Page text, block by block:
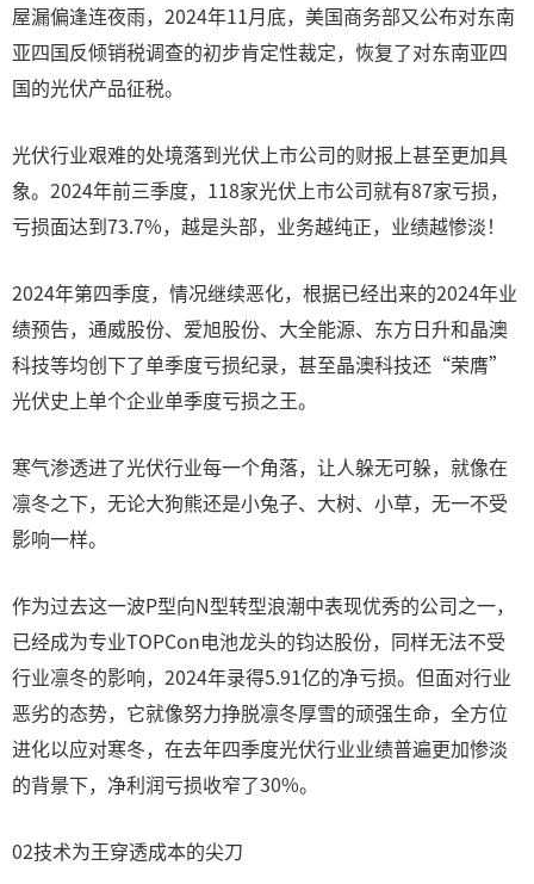
屋漏偏逢连夜雨，2024年11月底，美国商务部又公布对东南
亚四国反倾销税调查的初步肯定性裁定，恢复了对东南亚四
国的光伏产品征税。
光伏行业艰难的处境落到光伏上市公司的财报上甚至更加具
象。2024年前三季度，118家光伏上市公司就有87家亏损，
亏损面达到73.7%，越是头部，业务越纯正，业绩越惨淡！
2024年第四季度，情况继续恶化，根据已经出来的2024年业
绩预告，通威股份、爱旭股份、大全能源、东方日升和晶澳
科技等均创下了单季度亏损纪录，甚至晶澳科技还“荣膺”
光伏史上单个企业单季度亏损之王。
寒气渗透进了光伏行业每一个角落，让人躲无可躲，就像在
凛冬之下，无论大狗熊还是小兔子、大树、小草，无一不受
影响一样。
作为过去这一波P型向N型转型浪潮中表现优秀的公司之一，
已经成为专业TOPCon电池龙头的钧达股份，同样无法不受
行业凛冬的影响，2024年录得5.91亿的净亏损。但面对行业
恶劣的态势，它就像努力挣脱凛冬厚雪的顽强生命，全方位
进化以应对寒冬，在去年四季度光伏行业业绩普遍更加惨淡
的背景下，净利润亏损收窄了30%。
02技术为王穿透成本的尖刀